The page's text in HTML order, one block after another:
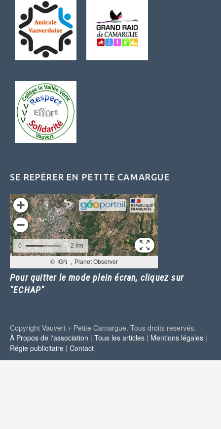
SE REPÉRER EN PETITE CAMARGUE
Pour quitter le mode plein écran, cliquez sur
"ECHAP"
Copyright Vauvert + Petite Camargue. Tous droits reservés.
À Propos de l'association | Tous les articles | Mentions légales |
Régie publicitaire | Contact